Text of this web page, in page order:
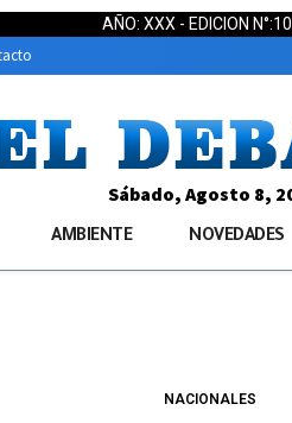
AÑO: XXX - EDICION
Sábado, Agosto 8,
AMBIENTE NOVEDADES
NACIONALES